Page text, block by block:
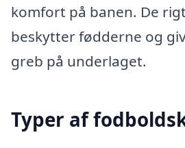
komfort på banen. De
beskytter fødderne og
greb på underlaget.
Typer af